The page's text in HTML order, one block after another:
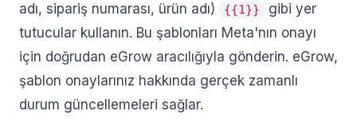
adı, sipariş numarası, ürün adı)
{{1}}
gibi yer
tutucular kullanın. Bu şablonları Meta'nın onayı
için doğrudan eGrow aracılığıyla gönderin. eGrow,
şablon onaylarınız hakkında gerçek zamanlı
durum güncellemeleri sağlar.